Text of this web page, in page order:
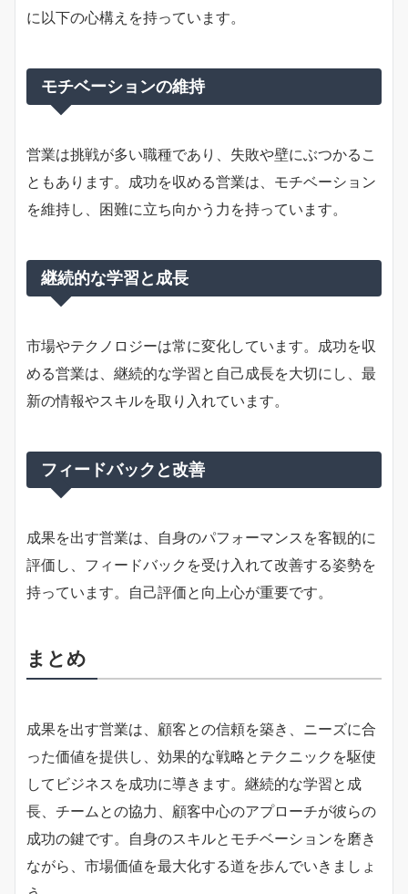
に以下の心構えを持っています。
モチベーションの維持
営業は挑戦が多い職種であり、失敗や壁にぶつかるこ
ともあります。成功を収める営業は、モチベーション
を維持し、困難に立ち向かう力を持っています。
継続的な学習と成長
市場やテクノロジーは常に変化しています。成功を収
める営業は、継続的な学習と自己成長を大切にし、最
新の情報やスキルを取り入れています。
フィードバックと改善
成果を出す営業は、自身のパフォーマンスを客観的に
評価し、フィードバックを受け入れて改善する姿勢を
持っています。自己評価と向上心が重要です。
まとめ
成果を出す営業は、顧客との信頼を築き、ニーズに合
った価値を提供し、効果的な戦略とテクニックを駆使
してビジネスを成功に導きます。継続的な学習と成
長、チームとの協力、顧客中心のアプローチが彼らの
成功の鍵です。自身のスキルとモチベーションを磨き
ながら、市場価値を最大化する道を歩んでいきましょ